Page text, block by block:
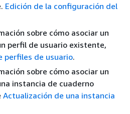
Edición de la configuración del
sobre cómo asociar un
perfil de usuario existente,
perfiles de usuario.
sobre cómo asociar un
instancia de cuaderno
Actualización de una instancia